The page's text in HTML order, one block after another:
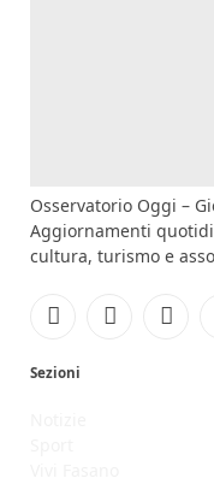
Osservatorio Oggi –
Aggiornamenti
cultura, turismo e
FacebookInstagram
Sezioni